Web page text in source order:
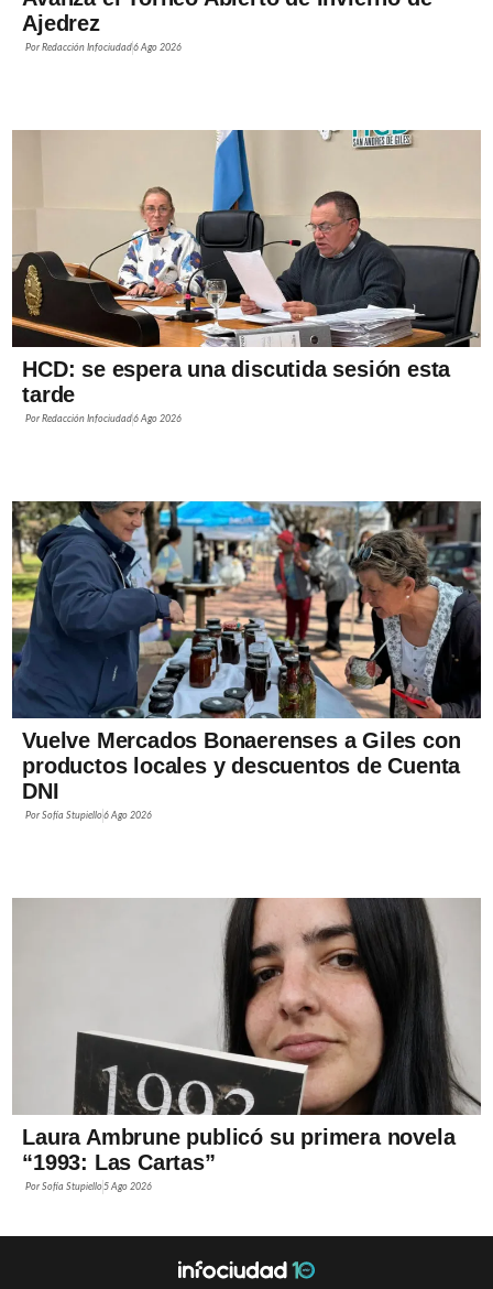
Ajedrez
PorRedacción Infociudad6 Ago 2026
HCD: se espera una discutida sesión esta
tarde
PorRedacción Infociudad6 Ago 2026
Vuelve Mercados Bonaerenses a Giles con
productos locales y descuentos de Cuenta
DNI
PorSofía Stupiello6 Ago 2026
Laura Ambrune publicó su primera novela
“1993: Las Cartas”
PorSofía Stupiello5 Ago 2026